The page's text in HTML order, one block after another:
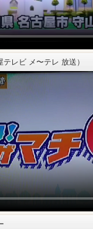
テレビ メ〜テレ 放送）